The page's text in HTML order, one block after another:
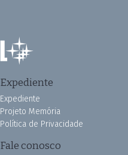
Expediente
Expediente
Projeto Memória
Política de Privacidade
Fale conosco